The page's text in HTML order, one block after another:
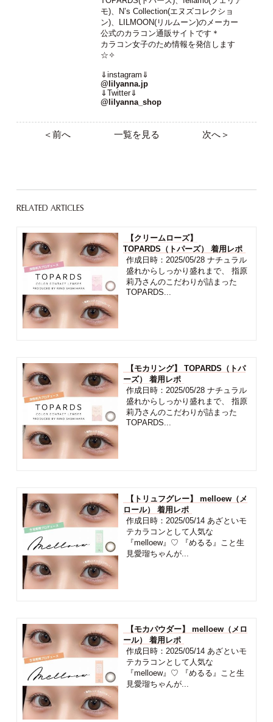
モ)、N’s Collection(エヌズコレクショ
ン)、LILMOON(リルムーン)のメーカー
公式のカラコン通販サイトです＊
カラコン女子のため情報を発信します
☆✧
⇓instagram⇓
@lilyanna.jp
⇓Twitter⇓
@lilyanna_shop
＜前へ 一覧を見る 次へ＞
RELATED ARTICLES
【クリームローズ】
TOPARDS（トパーズ） 着用レポ
作成日時：2025/05/28 ナチュラル
盛れからしっかり盛れまで、 指原
莉乃さんのこだわりが詰まった
TOPARDS...
【モカリング】 TOPARDS（トパ
ーズ） 着用レポ
作成日時：2025/05/28 ナチュラル
盛れからしっかり盛れまで、 指原
莉乃さんのこだわりが詰まった
TOPARDS...
【トリュフグレー】 melloew（メ
ロール） 着用レポ
作成日時：2025/05/14 あざといモ
テカラコンとして人気な
『melloew』♡ 『めるる』こと生
見愛瑠ちゃんが...
【モカパウダー】 melloew（メロ
ール） 着用レポ
作成日時：2025/05/14 あざといモ
テカラコンとして人気な
『melloew』♡ 『めるる』こと生
見愛瑠ちゃんが...